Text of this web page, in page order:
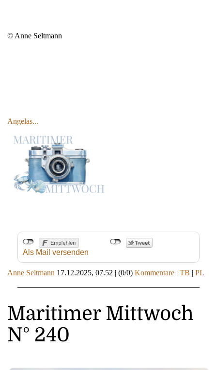
© Anne Seltmann
Angelas...
Als Mail versenden
Anne Seltmann 17.12.2025, 07.52 | (0/0) Kommentare | TB | PL
Maritimer Mittwoch
N° 240